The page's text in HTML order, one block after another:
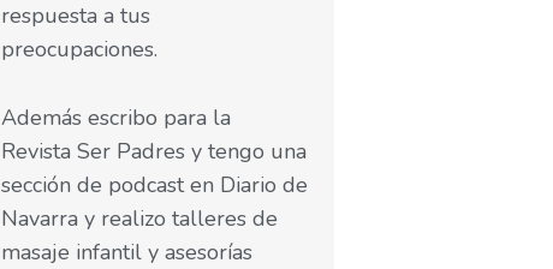
respuesta a tus
preocupaciones.
Además escribo para la
Revista Ser Padres y tengo una
sección de podcast en Diario de
Navarra y realizo talleres de
masaje infantil y asesorías